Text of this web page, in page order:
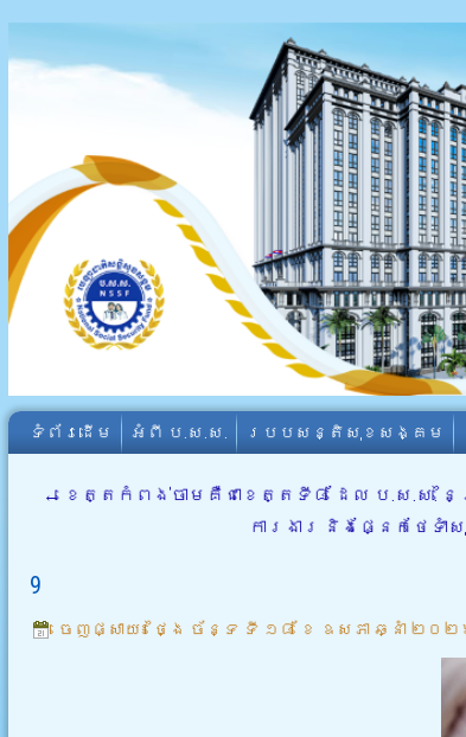
ទំព័រដើម អំពី​ ប.ស.ស. របបសន្តិសុខសង្គម
← ខេត្តកំពង់ចាមគឺជាខេត្តទី៨ ដែល ប.ស.
ការងារ និងផ្នែកថែ
9
ចេញផ្សាយ៖ ថ្ងៃ ច័ន្ទ ទី ១៨ ខែ ឧសភា ឆ្នាំ ២០២